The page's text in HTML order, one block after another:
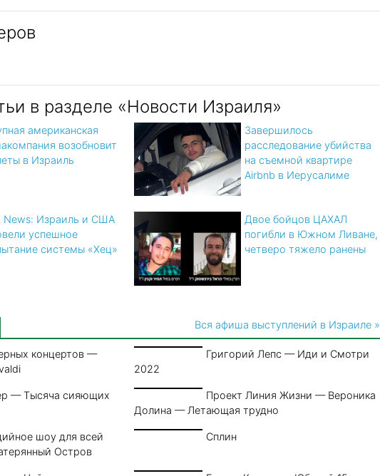
в разделе «Новости Израиля»
американская
возобновит
в Израиль
Завершилось
расследование убийства
на съемной квартире
Airbnb в Иерусалиме
News: Израиль и США
успешное
системы «Хец»
Двое бойцов ЦАХАЛ
погибли в Южном Ливане,
четверо тяжело ранены
Вся афиша выступлений в Израиле »
концертов —
Григорий Лепс — Иди и Смотри
2022
— Тысяча сияющих
Проект Линия Жизни — Вероника
Долина — Летающая трудно
шоу для всей
Остров
Сплин